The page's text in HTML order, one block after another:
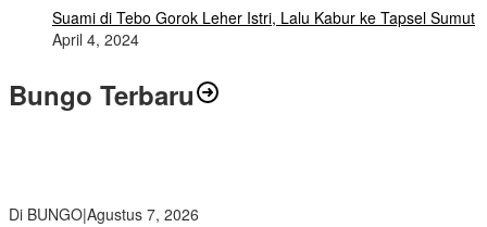
Suami di Tebo Gorok Leher Istri, Lalu Kabur ke Tapsel Sumut
April 4, 2024
Bungo Terbaru
Di BUNGO|Agustus 7, 2026